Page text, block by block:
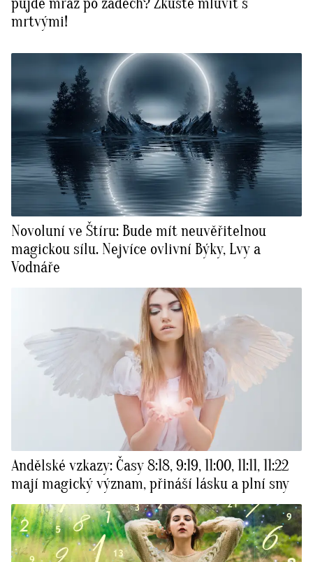
půjde mráz po zádech? Zkuste mluvit s
mrtvými!
Novoluní ve Štíru: Bude mít neuvěřitelnou
magickou sílu. Nejvíce ovlivní Býky, Lvy a
Vodnáře
Andělské vzkazy: Časy 8:18, 9:19, 11:00, 11:11, 11:22
mají magický význam, přináší lásku a plní sny